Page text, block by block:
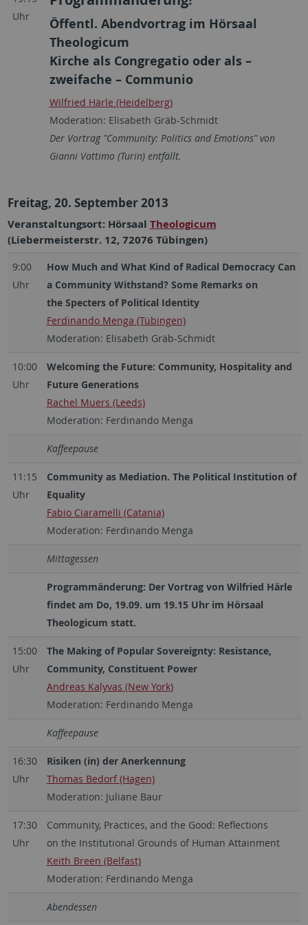
Uhr
Öffentl. Abendvortrag im Hörsaal
Theologicum
Kirche als Congregatio oder als –
zweifache – Communio
Wilfried Härle (Heidelberg)
Moderation: Elisabeth Gräb-Schmidt
Der Vortrag "Community: Politics and Emotions" von
Gianni Vattimo (Turin) entfällt.
Freitag, 20. September 2013
Veranstaltungsort: Hörsaal Theologicum
(Liebermeisterstr. 12, 72076 Tübingen)
9:00
Uhr
How Much and What Kind of Radical Democracy Can
a Community Withstand? Some Remarks on
the Specters of Political Identity
Ferdinando Menga (Tübingen)
Moderation: Elisabeth Gräb-Schmidt
10:00
Uhr
Welcoming the Future: Community, Hospitality and
Future Generations
Rachel Muers (Leeds)
Moderation: Ferdinando Menga
Kaffeepause
11:15
Uhr
Community as Mediation. The Political Institution of
Equality
Fabio Ciaramelli (Catania)
Moderation: Ferdinando Menga
Mittagessen
Programmänderung: Der Vortrag von Wilfried Härle
findet am Do, 19.09. um 19.15 Uhr im Hörsaal
Theologicum statt.
15:00
Uhr
The Making of Popular Sovereignty: Resistance,
Community, Constituent Power
Andreas Kalyvas (New York)
Moderation: Ferdinando Menga
Kaffeepause
16:30
Uhr
Risiken (in) der Anerkennung
Thomas Bedorf (Hagen)
Moderation: Juliane Baur
17:30
Uhr
Community, Practices, and the Good: Reflections
on the Institutional Grounds of Human Attainment
Keith Breen (Belfast)
Moderation: Ferdinando Menga
Abendessen